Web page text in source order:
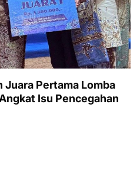
Juara Pertama Lomba
Isu Pencegahan